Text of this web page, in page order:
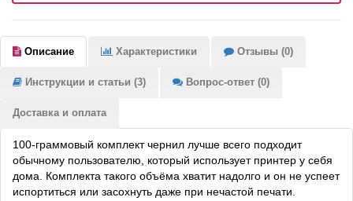
Описание Характеристики Отзывы (0)
Инструкции и статьи (3) Вопрос-ответ (0)
Доставка и оплата
100-граммовый комплект чернил лучше всего подходит
обычному пользователю, который использует принтер у себя
дома. Комплекта такого объёма хватит надолго и он не успеет
испортиться или засохнуть даже при нечастой печати.